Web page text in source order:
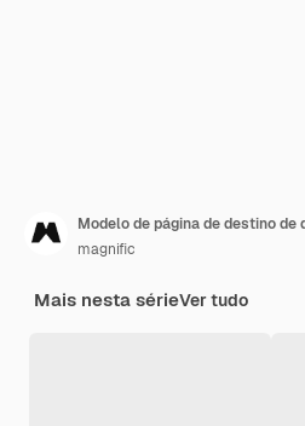
Modelo de página de destino de
magnific
Mais nesta sérieVer tudo